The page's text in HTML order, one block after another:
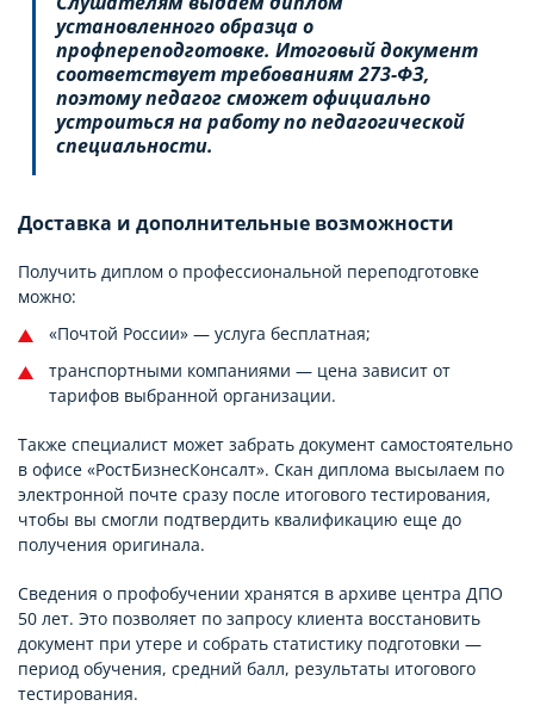
установленного образца о
профпереподготовке. Итоговый документ
соответствует требованиям 273-ФЗ,
поэтому педагог сможет официально
устроиться на работу по педагогической
специальности.
Доставка и дополнительные возможности
Получить диплом о профессиональной переподготовке
можно:
«Почтой России» — услуга бесплатная;
транспортными компаниями — цена зависит от
тарифов выбранной организации.
Также специалист может забрать документ самостоятельно
в офисе «РостБизнесКонсалт». Скан диплома высылаем по
электронной почте сразу после итогового тестирования,
чтобы вы смогли подтвердить квалификацию еще до
получения оригинала.
Сведения о профобучении хранятся в архиве центра ДПО
50 лет. Это позволяет по запросу клиента восстановить
документ при утере и собрать статистику подготовки —
период обучения, средний балл, результаты итогового
тестирования.